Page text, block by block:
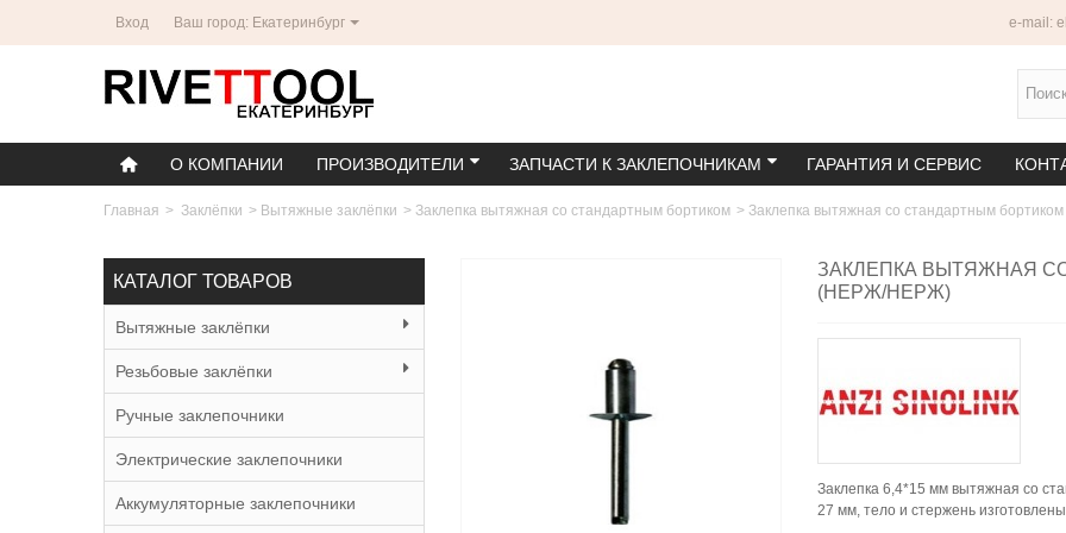
Вход Ваш город: Екатеринбург e-mail:
О КОМПАНИИ ПРОИЗВОДИТЕЛИ ЗАПЧАСТИ К ЗАКЛЕПОЧНИКАМ ГАРАНТИЯ И СЕРВИС
Главная > Заклёпки > Вытяжные заклёпки > Заклепка вытяжная со стандартным бортиком > Заклепка вытяжная со стандартным
КАТАЛОГ ТОВАРОВ
Вытяжные заклёпки
Резьбовые заклёпки
Ручные заклепочники
Электрические заклепочники
Аккумуляторные заклепочники
ЗАКЛЕПКА ВЫТЯЖНАЯ
(НЕРЖ/НЕРЖ)
Заклепка 6,4*15 мм вытяжная со
27 мм, тело и стержень